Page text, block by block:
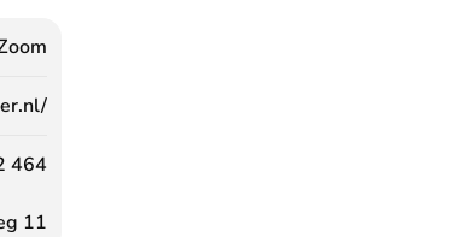
464
11